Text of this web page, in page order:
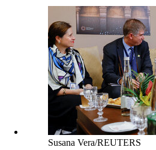
Susana Vera/REUTERS